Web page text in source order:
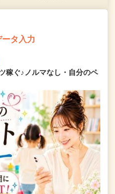
タ入力
稼ぐ♪ノルマなし・自分のペ